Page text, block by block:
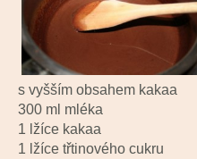
s vyšším obsahem kakaa
300 ml mléka
1 lžíce kakaa
1 lžíce třtinového cukru